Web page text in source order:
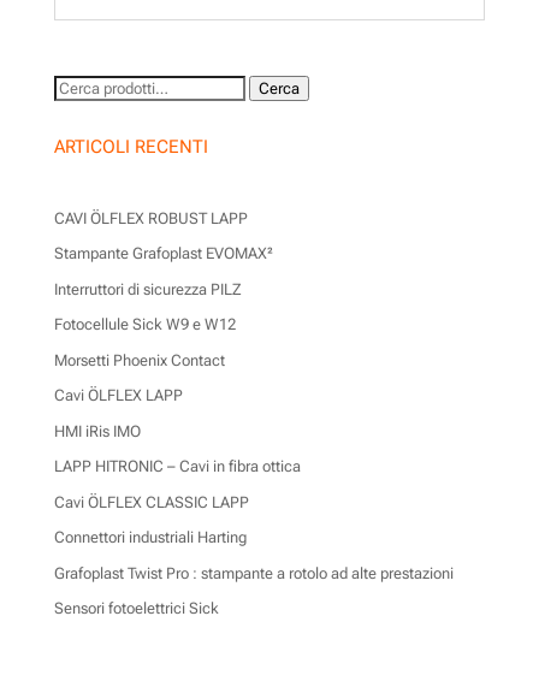
Cerca: Cerca
ARTICOLI RECENTI
CAVI ÖLFLEX ROBUST LAPP
Stampante Grafoplast EVOMAX²
Interruttori di sicurezza PILZ
Fotocellule Sick W9 e W12
Morsetti Phoenix Contact
Cavi ÖLFLEX LAPP
HMI iRis IMO
LAPP HITRONIC – Cavi in fibra ottica
Cavi ÖLFLEX CLASSIC LAPP
Connettori industriali Harting
Grafoplast Twist Pro : stampante a rotolo ad alte prestazioni
Sensori fotoelettrici Sick